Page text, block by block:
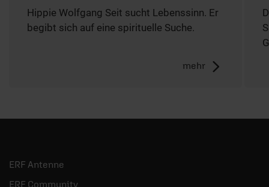
Hippie Wolfgang Seit sucht Lebenssinn. Er
begibt sich auf eine spirituelle Suche.
mehr
ERF Antenne
ERF Community